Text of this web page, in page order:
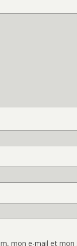
mon e-mail et mon